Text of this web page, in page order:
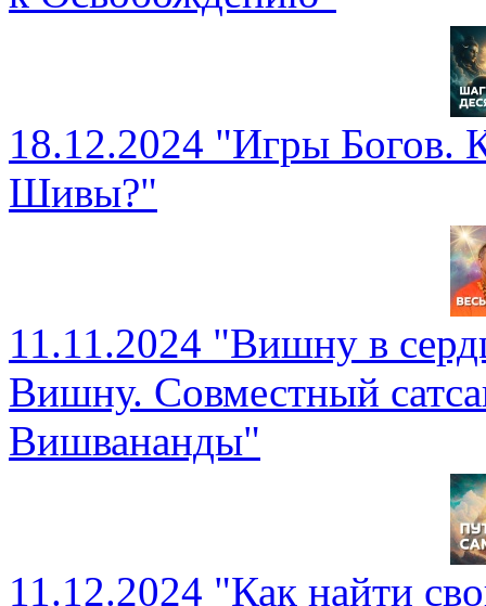
18.12.2024 "Игры Богов.
Шивы?"
11.11.2024 "Вишну в
Вишну. Совместный
Вишвананды"
11.12.2024 "Как найти